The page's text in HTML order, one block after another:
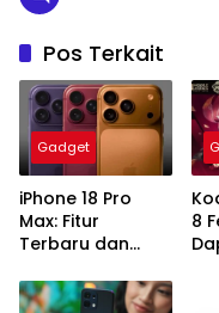
Pos Terkait
Gadget
iPhone 18 Pro
Max: Fitur
Terbaru dan
Menggoda
8